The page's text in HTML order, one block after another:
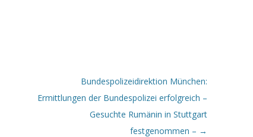
Bundespolizeidirektion München:
Ermittlungen der Bundespolizei erfolgreich –
Gesuchte Rumänin in Stuttgart
festgenommen – →